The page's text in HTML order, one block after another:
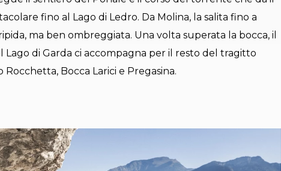
fino al Lago di Ledro. Da Molina, la salita fino a
ma ben ombreggiata. Una volta superata la bocca, il
Lago di Garda ci accompagna per il resto del tragitto
Rocchetta, Bocca Larici e Pregasina.